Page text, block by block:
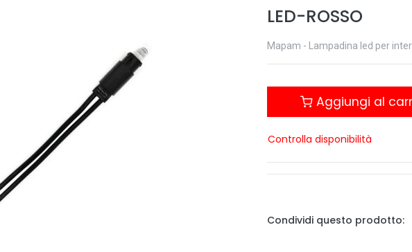
LED-ROSSO
Mapam - Lampadina led per
Aggiungi al
Controlla disponibilità
Condividi questo prodotto: